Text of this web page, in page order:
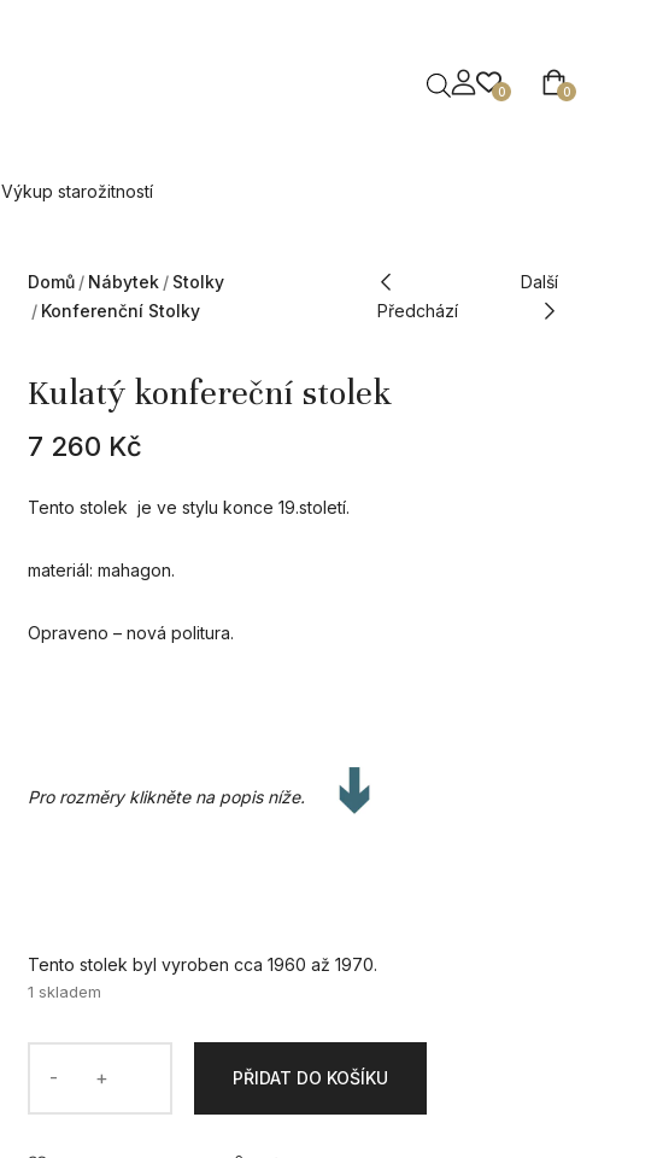
0
0
Výkup starožitností
Domů Nábytek
Stolky
Konferenční Stolky
Předchází
Další
Kulatý konfereční stolek
7 260 Kč
Tento stolek je ve stylu konce 19.století.
materiál: mahagon.
Opraveno – nová politura.
Pro rozměry klikněte na popis níže.
Tento stolek byl vyroben cca 1960 až 1970.
1 skladem
PŘIDAT DO KOŠÍKU